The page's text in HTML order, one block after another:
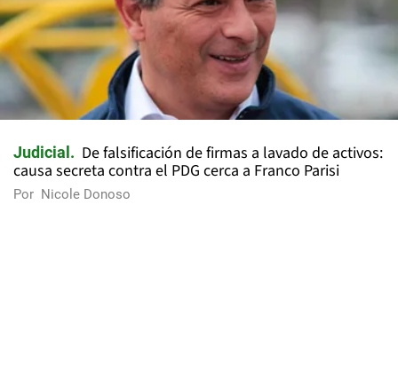
Judicial
De falsificación de firmas a lavado de activos:
causa secreta contra el PDG cerca a Franco Parisi
Por Nicole Donoso